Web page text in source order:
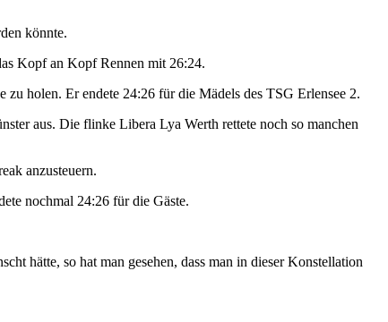
könnte.
Kopf an Kopf Rennen mit 26:24.
holen. Er endete 24:26 für die Mädels des TSG Erlensee 2.
aus. Die flinke Libera Lya Werth rettete noch so manchen
anzusteuern.
nochmal 24:26 für die Gäste.
hätte, so hat man gesehen, dass man in dieser Konstellation